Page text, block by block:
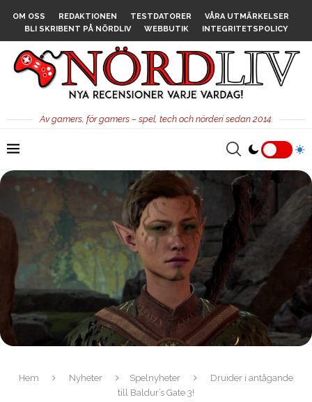
OM OSS REDAKTIONEN TESTDATORER
VÅRA UTMÄRKELSER
BLI SKRIBENT PÅ NÖRDLIV
WEBBUTIK INTEGRITETSPOLICY
Av gamers, för gamers – spel, tech och nörderi sedan 2014.
Hem Nyheter Spelnyheter
Druider i antågande
till Baldur’s Gate 3!